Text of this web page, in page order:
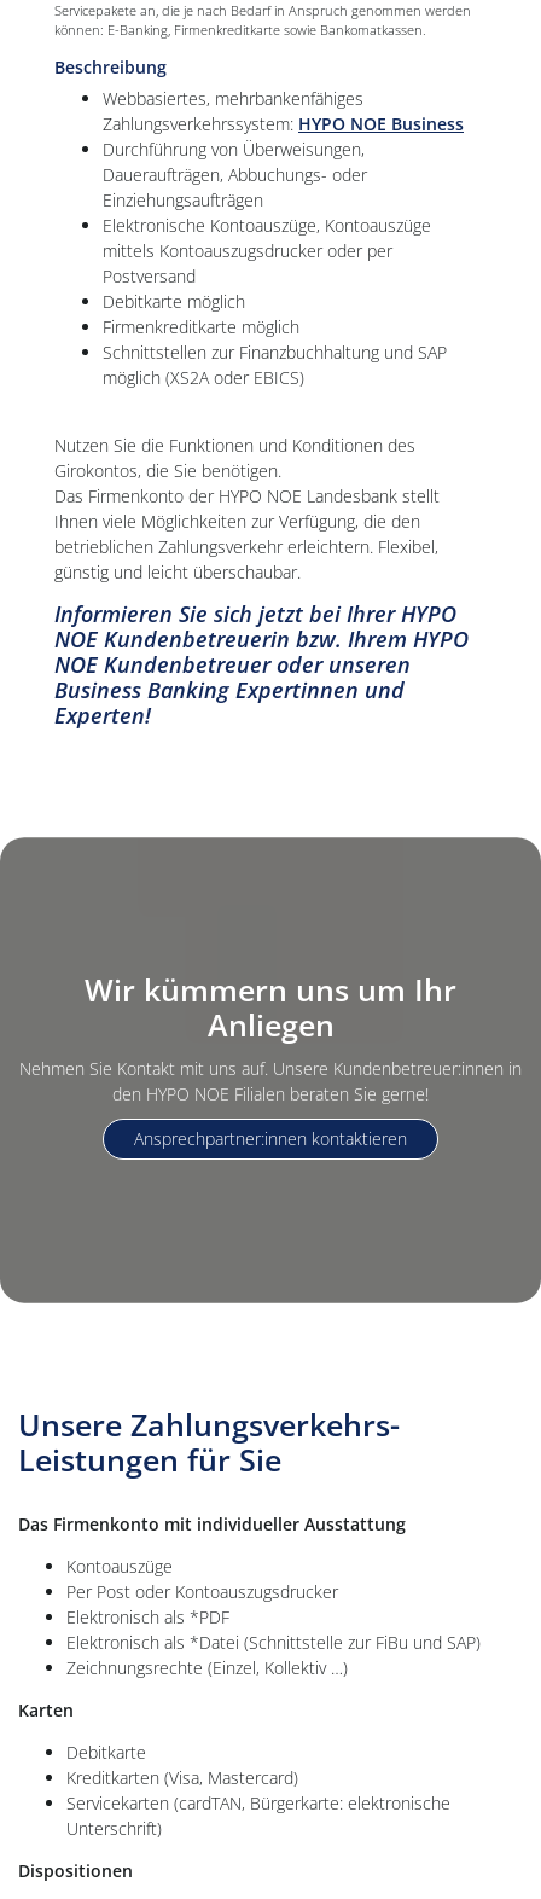
Servicepakete an, die je nach Bedarf in Anspruch genommen werden
können: E-Banking, Firmenkreditkarte sowie Bankomatkassen.
Beschreibung
Webbasiertes, mehrbankenfähiges
Zahlungsverkehrssystem: HYPO NOE Business
Durchführung von Überweisungen,
Daueraufträgen, Abbuchungs- oder
Einziehungsaufträgen
Elektronische Kontoauszüge, Kontoauszüge
mittels Kontoauszugsdrucker oder per
Postversand
Debitkarte möglich
Firmenkreditkarte möglich
Schnittstellen zur Finanzbuchhaltung und SAP
möglich (XS2A oder EBICS)
Nutzen Sie die Funktionen und Konditionen des
Girokontos, die Sie benötigen.
Das Firmenkonto der HYPO NOE Landesbank stellt
Ihnen viele Möglichkeiten zur Verfügung, die den
betrieblichen Zahlungsverkehr erleichtern. Flexibel,
günstig und leicht überschaubar.
Informieren Sie sich jetzt bei Ihrer HYPO
NOE Kundenbetreuerin bzw. Ihrem HYPO
NOE Kundenbetreuer oder unseren
Business Banking Expertinnen und
Experten!
Hintergrundbild: Beratungsgespräch
Wir kümmern uns um Ihr
Anliegen
Nehmen Sie Kontakt mit uns auf. Unsere Kundenbetreuer:innen in
den HYPO NOE Filialen beraten Sie gerne!
Ansprechpartner:innen kontaktieren
Unsere Zahlungsverkehrs-
Leistungen für Sie
Das Firmenkonto mit individueller Ausstattung
Kontoauszüge
Per Post oder Kontoauszugsdrucker
Elektronisch als *PDF
Elektronisch als *Datei (Schnittstelle zur FiBu und SAP)
Zeichnungsrechte (Einzel, Kollektiv …)
Karten
Debitkarte
Kreditkarten (Visa, Mastercard)
Servicekarten (cardTAN, Bürgerkarte: elektronische
Unterschrift)
Dispositionen